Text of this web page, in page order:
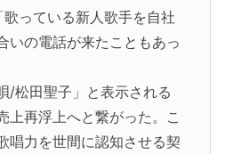
っている新人歌手を自社
いの電話が来たこともあっ
/松田聖子」と表示される
上再浮上へと繋がった。こ
唱力を世間に認知させる契